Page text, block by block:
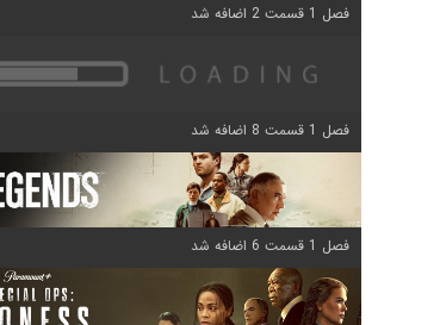
فصل 1 قسمت 2 اضافه شد
فصل 1 قسمت 8 اضافه شد
فصل 1 قسمت 6 اضافه شد